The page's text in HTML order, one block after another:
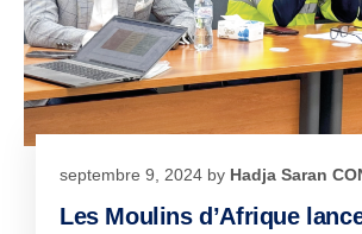
septembre 9, 2024 by Hadja Saran
Les Moulins d’Afrique